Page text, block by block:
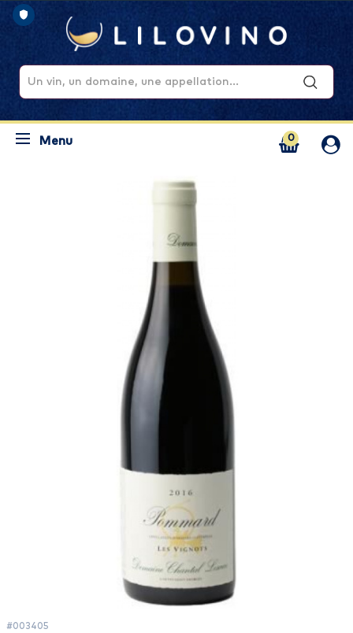
0
Menu
#003405